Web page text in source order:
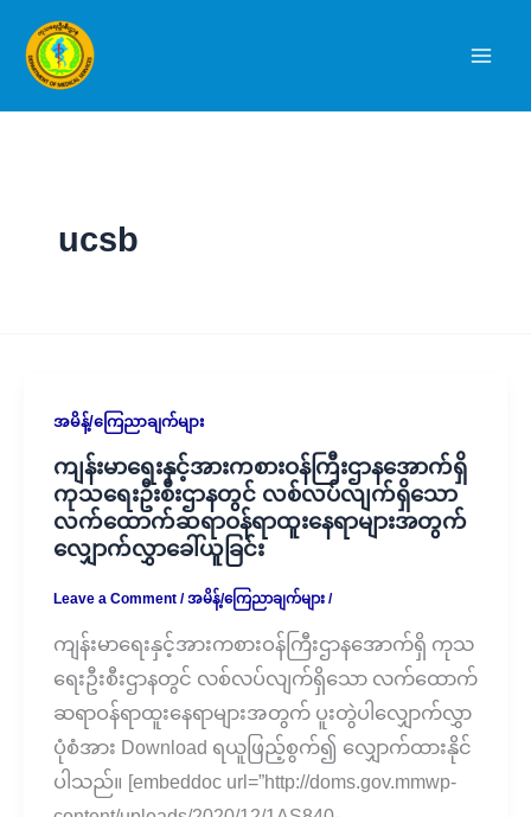
content
ucsb
အမိန့်/ကြေညာချက်များ
ကျန်းမာရေးနှင့်အားကစားဝန်ကြီးဌာနအောက်ရှိ
ကုသရေးဦးစီးဌာနတွင် လစ်လပ်လျက်ရှိသော
လက်ထောက်ဆရာဝန်ရာထူးနေရာများအတွက်
လျှောက်လွှာခေါ်ယူခြင်း
Leave a Comment /အမိန့်/ကြေညာချက်များ/
ကျန်းမာရေးနှင့်အားကစားဝန်ကြီးဌာနအောက်ရှိ ကုသ
ရေးဦးစီးဌာနတွင် လစ်လပ်လျက်ရှိသော လက်ထောက်
ဆရာဝန်ရာထူးနေရာများအတွက် ပူးတွဲပါလျှောက်လွှာ
ပုံစံအား Download ရယူဖြည့်စွက်၍ လျှောက်ထားနိုင်
ပါသည်။ [embeddoc url=”http://doms.gov.mmwp-